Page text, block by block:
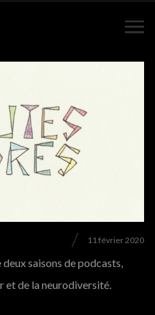
11 février 2020
saisons de podcasts,
et de la neurodiversité.